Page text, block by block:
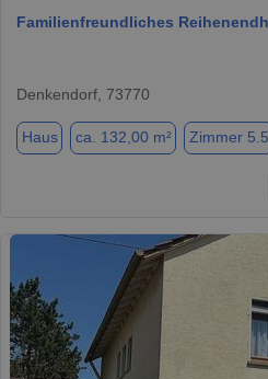
Familienfreundliches
Denkendorf, 73770
Haus ca. 132,00 m² Zimmer 5.5